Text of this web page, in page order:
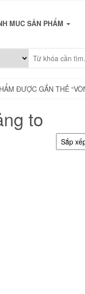
MUC SẢN PHẨM
ĐƯỢC GẮN THẺ
to